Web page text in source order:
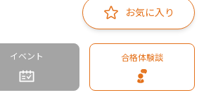
お気に入り
イベント 合格体験談